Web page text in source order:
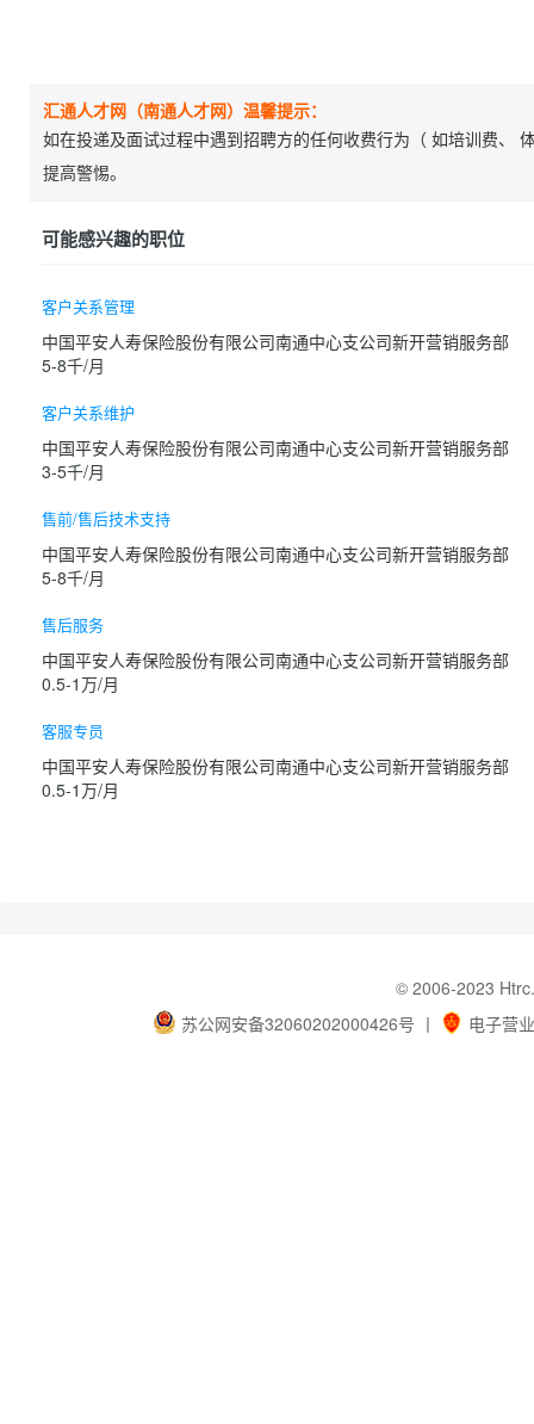
汇通人才网（南通人才网）温馨提示：
如在投递及面试过程中遇到招聘方的任何收费行为（ 如培训费、
提高警惕。
可能感兴趣的职位
客户关系管理
中国平安人寿保险股份有限公司南通中心支公司新开营销服务部
5-8千/月
客户关系维护
中国平安人寿保险股份有限公司南通中心支公司新开营销服务部
3-5千/月
售前/售后技术支持
中国平安人寿保险股份有限公司南通中心支公司新开营销服务部
5-8千/月
售后服务
中国平安人寿保险股份有限公司南通中心支公司新开营销服务部
0.5-1万/月
客服专员
中国平安人寿保险股份有限公司南通中心支公司新开营销服务部
0.5-1万/月
© 2006-2023
苏公网安备32060202000426号 丨 电子营